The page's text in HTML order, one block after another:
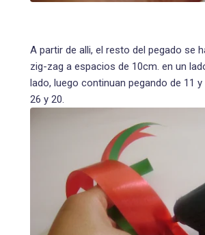
A partir de alli, el resto del pegado se
zig-zag a espacios de 10cm. en un
lado, luego continuan pegando de 11 y
26 y 20.